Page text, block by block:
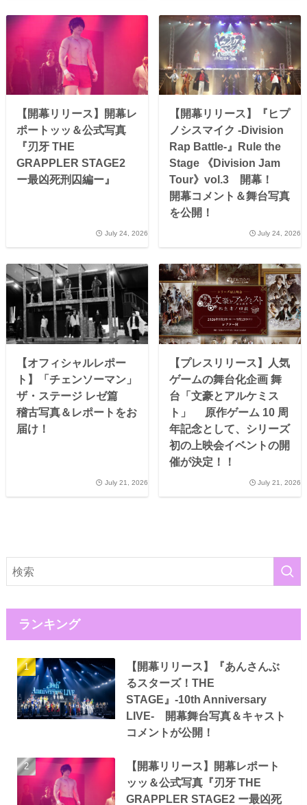
【開幕リリース】開幕レ
ポートッッ＆公式写真
『刃牙 THE
GRAPPLER STAGE2
ー最凶死刑囚編ー』
July 24, 2026
【開幕リリース】『ヒプ
ノシスマイク -Division
Rap Battle-』Rule the
Stage 《Division Jam
Tour》vol.3 開幕！
開幕コメント＆舞台写真
を公開！
July 24, 2026
【オフィシャルレポー
ト】「チェンソーマン」
ザ・ステージ レゼ篇
稽古写真＆レポートをお
届け！
July 21, 2026
【プレスリリース】人気
ゲームの舞台化企画 舞
台「文豪とアルケミス
ト」 原作ゲーム 10 周
年記念として、シリーズ
初の上映会イベントの開
催が決定！！
July 21, 2026
ランキング
【開幕リリース】『あんさんぶ
るスターズ！THE
STAGE』-10th Anniversary
LIVE- 開幕舞台写真＆キャスト
コメントが公開！
【開幕リリース】開幕レポート
ッッ＆公式写真『刃牙 THE
GRAPPLER STAGE2 ー最凶死